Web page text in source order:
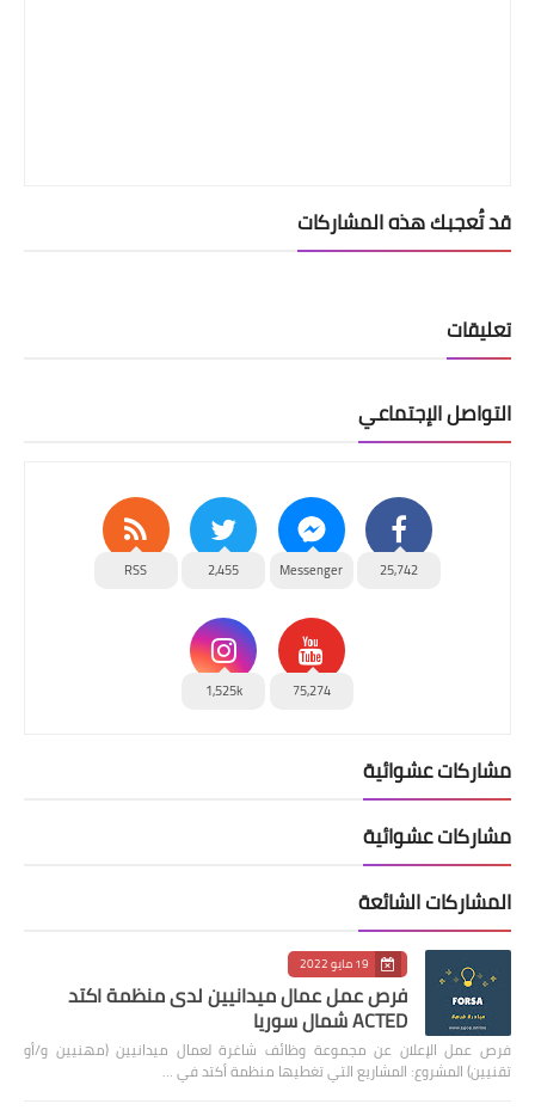
قد تُعجبك هذه المشاركات
تعليقات
التواصل الإجتماعي
25,742
Messenger
2,455
RSS
75,274
1,525k
مشاركات عشوائية
مشاركات عشوائية
المشاركات الشائعة
19 مايو 2022
فرص عمل عمال ميدانيين لدى منظمة اكتد
ACTED شمال سوريا
فرص عمل الإعلان عن مجموعة وظائف شاغرة لعمال ميدانيين (مهنيين و/أو
تقنيين) المشروع: المشاريع التي تغطيها منظمة أكتد في …